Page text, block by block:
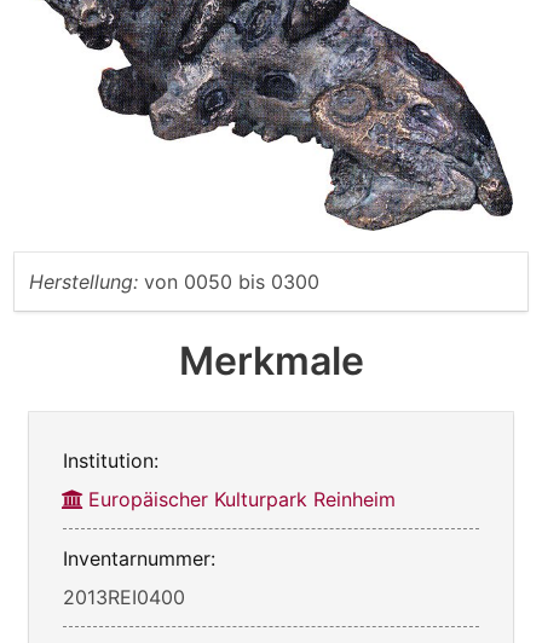
Herstellung: von 0050 bis 0300
Merkmale
Institution:
Europäischer Kulturpark Reinheim
Inventarnummer:
2013REI0400